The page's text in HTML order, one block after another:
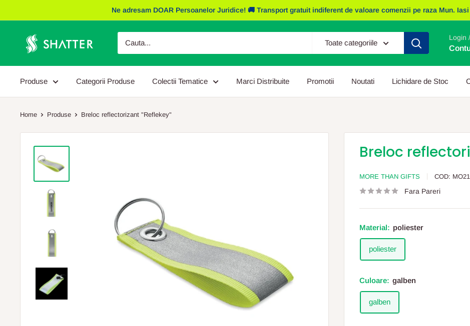
la
Ne adresam DOAR Persoanelor Juridice! 🚚 Transport gratuit indiferent de valoare comenzii pe raza Mun.
Obiecte
Promotionale
Shatter
Toate categoriile
Login
Produse Categorii Produse Colectii Tematice Marci Distribuite Promotii Noutati Lichidare de Stoc
Home Produse Breloc reflectorizant "Reflekey"
Breloc
MORE THAN GIFTS COD:
Fara Pareri
Material: poliester
poliester
Culoare: galben
galben